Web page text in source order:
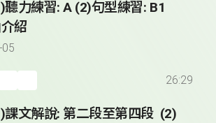
聽力練習: A (2)句型練習: B1
紹
05
26:29
課文解說: 第二段至第四段 (2)